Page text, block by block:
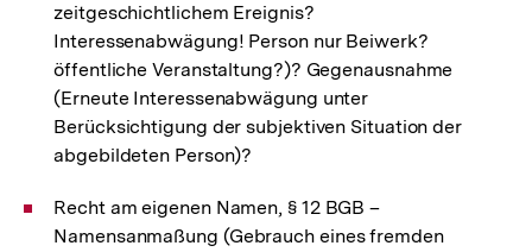
zeitgeschichtlichem Ereignis?
Interessenabwägung! Person nur Beiwerk?
öffentliche Veranstaltung?)? Gegenausnahme
(Erneute Interessenabwägung unter
Berücksichtigung der subjektiven Situation der
abgebildeten Person)?
Recht am eigenen Namen, § 12 BGB –
Namensanmaßung (Gebrauch eines fremden